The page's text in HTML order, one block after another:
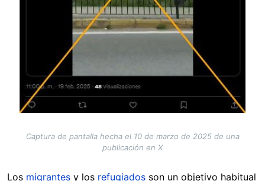
Captura de pantalla hecha el 10 de marzo de 2025 de una
publicación en X
Los migrantes y los refugiados son un objetivo habitual